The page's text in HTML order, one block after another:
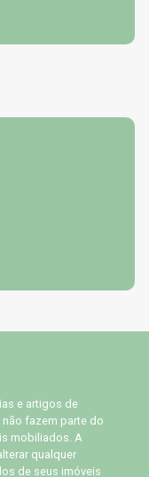
e artigos de
fazem parte do
mobiliados. A
qualquer
de seus imóveis